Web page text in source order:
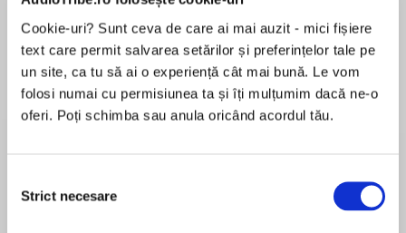
Cookie-uri? Sunt ceva de care ai mai auzit - mici fișiere
text care permit salvarea setărilor și preferințelor tale pe
un site, ca tu să ai o experiență cât mai bună. Le vom
folosi numai cu permisiunea ta și îți mulțumim dacă ne-o
oferi. Poți schimba sau anula oricând acordul tău.
consimțământului
Strict necesare
Elita de Argint (Elita
Diavolul se îmbracă de
Desprecarte